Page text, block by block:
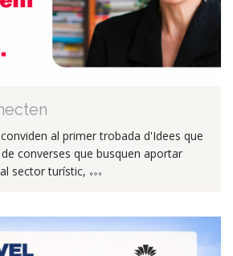
al primer trobada d'Idees que
converses que busquen aportar
sector turístic,